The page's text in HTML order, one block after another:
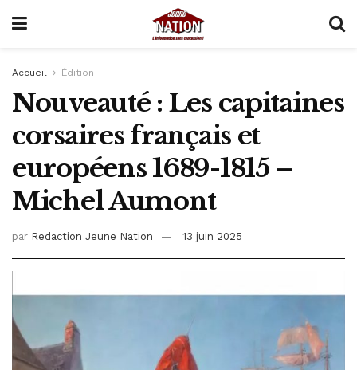
Accueil Édition
Nouveauté : Les capitaines
corsaires français et
européens 1689-1815 –
Michel Aumont
par Redaction Jeune Nation 13 juin 2025